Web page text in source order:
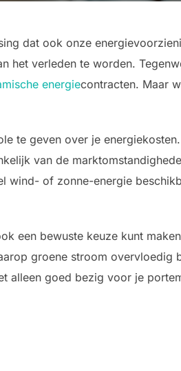
dat ook onze
het verleden te worden.
energiecontracten. Maar
te geven over je
van de
wind- of zonne-energie
een bewuste keuze kunt
groene stroom overvloedig
alleen goed bezig voor je